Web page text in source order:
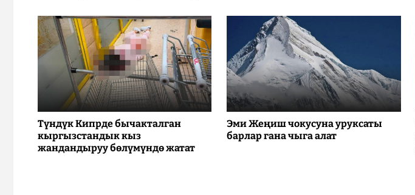
Түндүк Кипрде бычакталган
кыргызстандык кыз
жандандыруу бөлүмүндө жатат
Эми Жеңиш чокусуна уруксаты
барлар гана чыга алат